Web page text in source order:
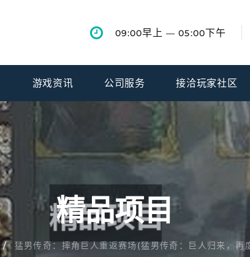
09:00早上 — 05:00下午
游戏资讯 公司服务 接洽玩家社区
精品项目
猛男传奇：摔角巨人重返赛场(猛男传奇：巨人归来，再